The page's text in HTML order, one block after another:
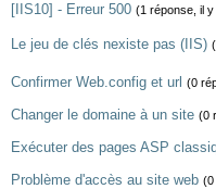
[IIS10] - Erreur 500 (1 réponse, il
Le jeu de clés nexiste pas (IIS)
Confirmer Web.config et url (0
Changer le domaine à un site (0
Exécuter des pages ASP
Problème d'accès au site web (0